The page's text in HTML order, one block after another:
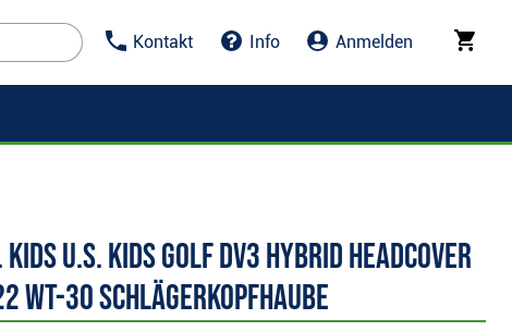
Kontakt Info Anmelden
Kids U.S. Kids Golf DV3 Hybrid Headcover
WT-30 Schlägerkopfhaube